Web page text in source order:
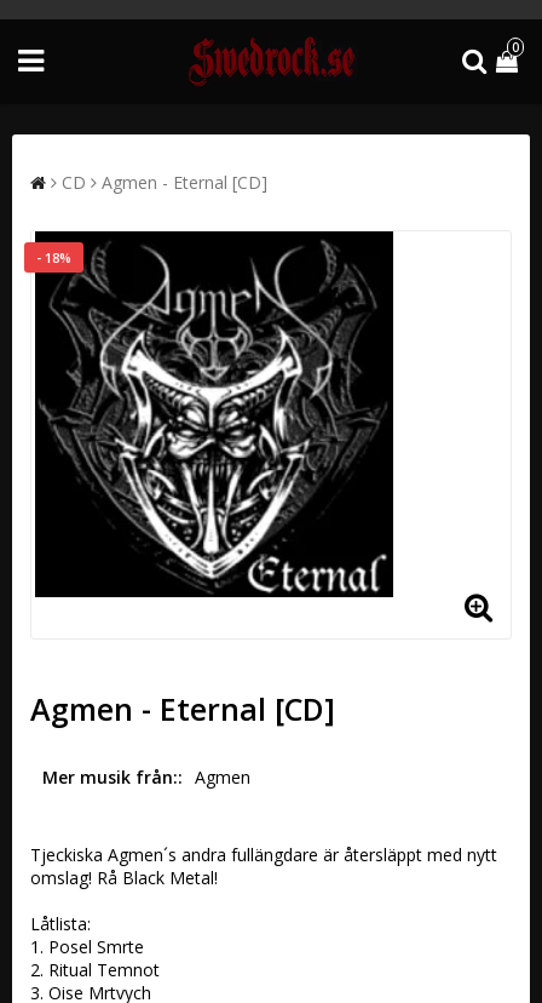
0
CD Agmen - Eternal [CD]
- 18%
Agmen - Eternal [CD]
Mer musik från: Agmen
Tjeckiska Agmen´s andra fullängdare är återsläppt med nytt
omslag! Rå Black Metal!
Låtlista:
1. Posel Smrte
2. Ritual Temnot
3. Oise Mrtvych